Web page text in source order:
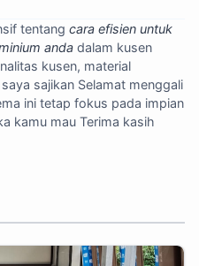
tentang cara efisien untuk
anda dalam kusen
kusen, material
sajikan Selamat menggali
ini tetap fokus pada impian
kamu mau Terima kasih